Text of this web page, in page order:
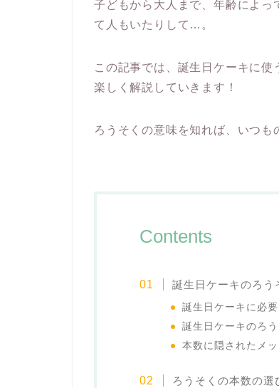
子どもから大人まで、年齢によ
て人もいたりして…。
この記事では、誕生日ケーキに使
楽しく解説していきます！
ろうそくの意味を知れば、いつ
Contents
誕生日ケーキのろう
誕生日ケーキに必
誕生日ケーキのろ
本数に隠されたメ
ろうそくの本数の選